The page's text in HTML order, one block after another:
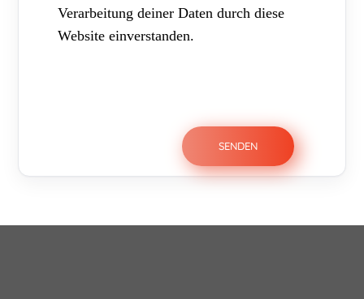
Verarbeitung deiner Daten durch diese
Website einverstanden.